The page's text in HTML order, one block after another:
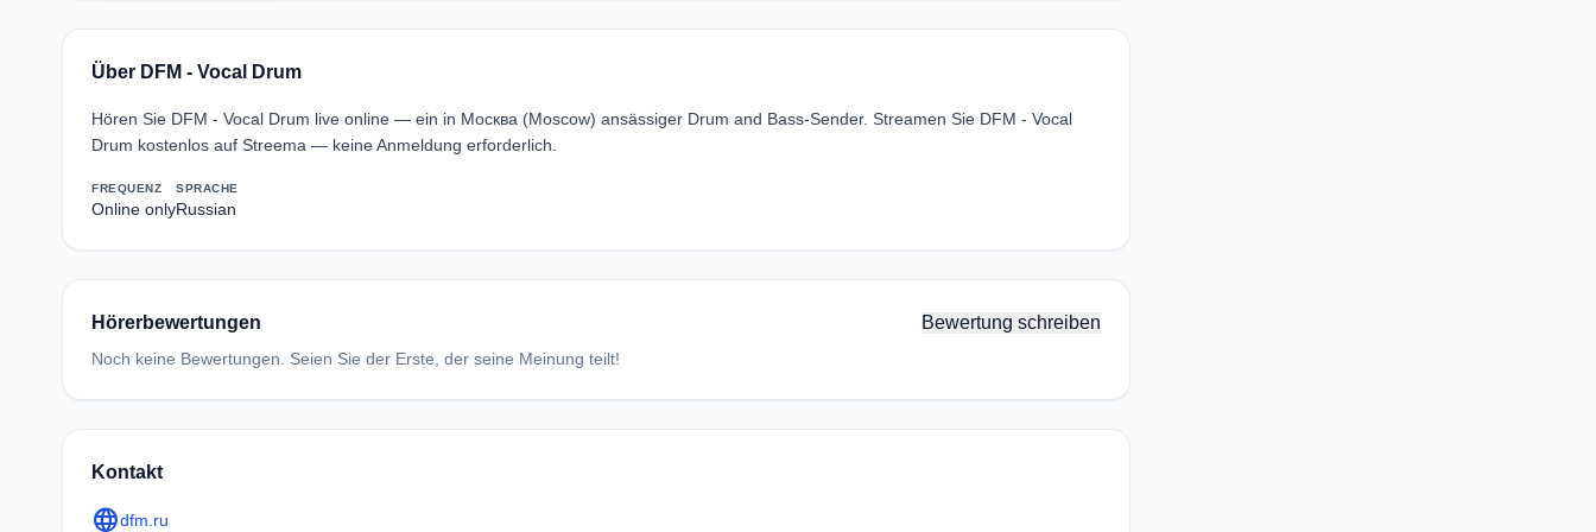
Über DFM - Vocal Drum
Hören Sie DFM - Vocal Drum live online — ein in Москва (Moscow) ansässiger Drum and Bass-Sender. Streamen Sie DFM - Vocal
Drum kostenlos auf Streema — keine Anmeldung erforderlich.
FREQUENZ
Online only
SPRACHE
Russian
Hörerbewertungen Bewertung schreiben
Noch keine Bewertungen. Seien Sie der Erste, der seine Meinung teilt!
Kontakt
languagedfm.ru